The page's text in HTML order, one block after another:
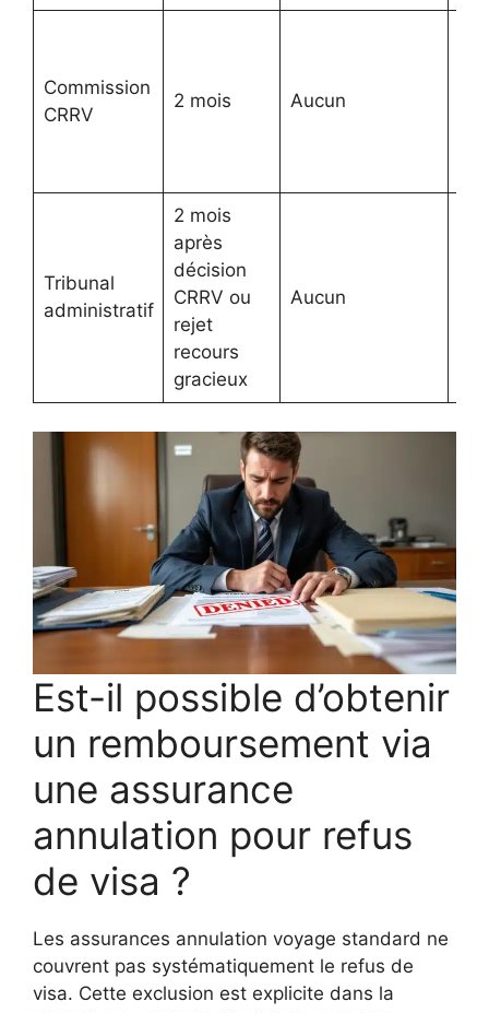
Commission
CRRV
2 mois Aucun
Tribunal
administratif
2 mois
après
décision
CRRV ou
rejet
recours
gracieux
Aucun
Est-il possible d’obtenir
un remboursement via
une assurance
annulation pour refus
de visa ?
Les assurances annulation voyage standard ne
couvrent pas systématiquement le refus de
visa. Cette exclusion est explicite dans la